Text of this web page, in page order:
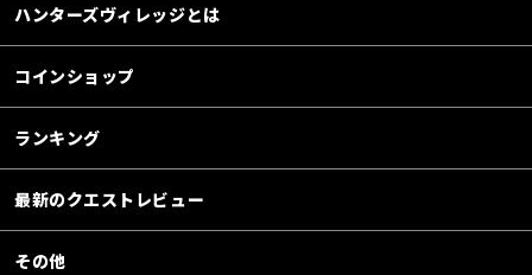
ハンターズヴィレッジとは
コインショップ
ランキング
最新のクエストレビュー
その他